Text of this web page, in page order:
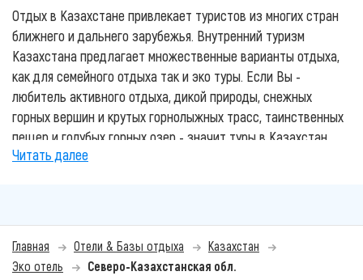
Отдых в Казахстане привлекает туристов из многих стран
ближнего и дальнего зарубежья. Внутренний туризм
Казахстана предлагает множественные варианты отдыха,
как для семейного отдыха так и эко туры. Если Вы -
любитель активного отдыха, дикой природы, снежных
горных вершин и крутых горнолыжных трасс, таинственных
пещер и голубых горных озер - значит туры в Казахстан
Вас приятно удивят. Этот отдых не только зарядит вас
представлены на нашем сайте. Основные и популярные
направления отдыха в Казахстане: отдых на Алаколе,
Боровое, Горячие источники и другие. Вы также
Читать далее
Главная Отели & Базы отдыха
Казахстан
Эко отель
Северо-Казахстанская обл.